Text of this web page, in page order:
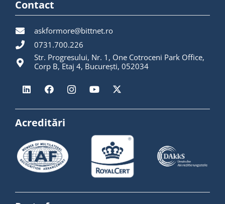
Contact
askformore@bittnet.ro
0731.700.226
Str. Progresului, Nr. 1, One Cotroceni Park Office,
Corp B, Etaj 4, București, 052034
Acreditări